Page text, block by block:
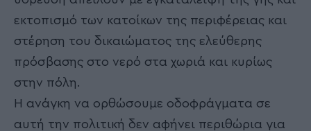
εκτοπισμό των κατοίκων της περιφέρειας και
στέρηση του δικαιώματος της ελεύθερης
πρόσβασης στο νερό στα χωριά και κυρίως
στην πόλη.
Η ανάγκη να ορθώσουμε οδοφράγματα σε
αυτή την πολιτική δεν αφήνει περιθώρια για